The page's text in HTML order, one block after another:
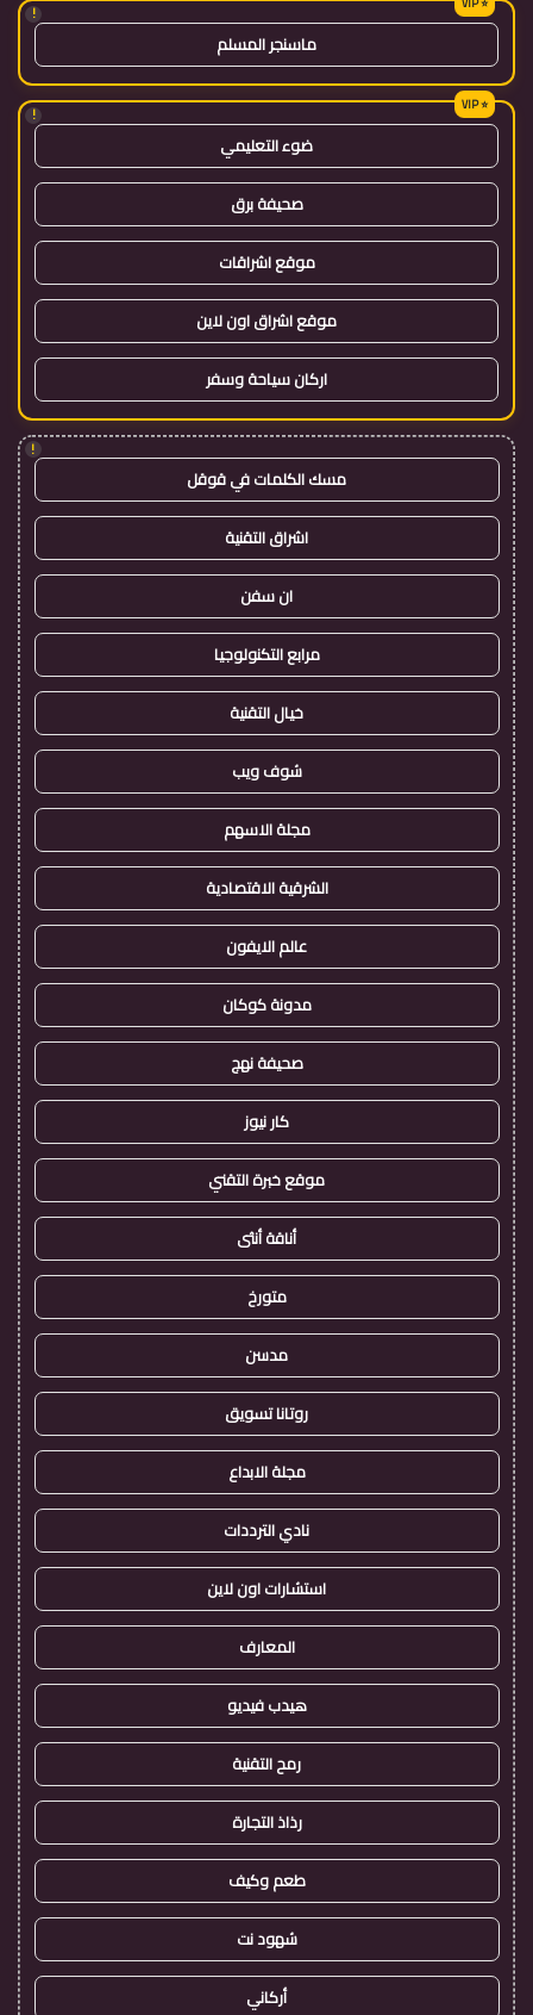
!
ماسنجر المسلم
!
ضوء التعليمي
صحيفة برق
موقع اشراقات
موقع اشراق اون لاين
اركان سياحة وسفر
!
مسك الكلمات في قوقل
اشراق التقنية
ان سفن
مرابع التكنولوجيا
خيال التقنية
شوف ويب
مجلة الاسهم
الشرقية الاقتصادية
عالم الايفون
مدونة كوكان
صحيفة نهج
كار نيوز
موقع خبرة التقني
أناقة أنثى
متورخ
مدسن
روتانا تسويق
مجلة الابداع
نادي الترددات
استشارات اون لاين
المعارف
هيدب فيديو
رمح التقنية
رذاذ التجارة
طعم وكيف
شهود نت
أركاني